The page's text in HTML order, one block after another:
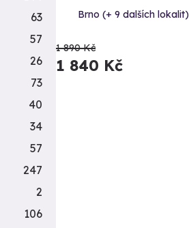
Brno (+ 9 dalších lokalit)
1 890 Kč
1 840 Kč
63
57
26
73
40
34
57
247
2
106